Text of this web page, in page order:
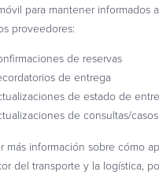
para mantener informados
proveedores:
de reservas
de entrega
de estado de
de consultas/
más información sobre cómo
del transporte y la logística,